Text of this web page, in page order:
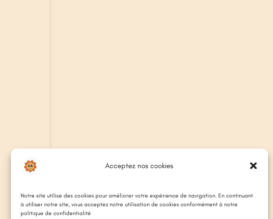
Acceptez nos cookies
Notre site utilise des cookies pour améliorer votre expérience de navigation. En continuant
à utiliser notre site, vous acceptez notre utilisation de cookies conformément à notre
politique de confidentialité